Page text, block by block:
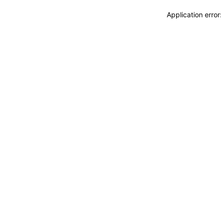
Application